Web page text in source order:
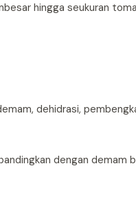
hingga seukuran
dehidrasi,
dengan demam